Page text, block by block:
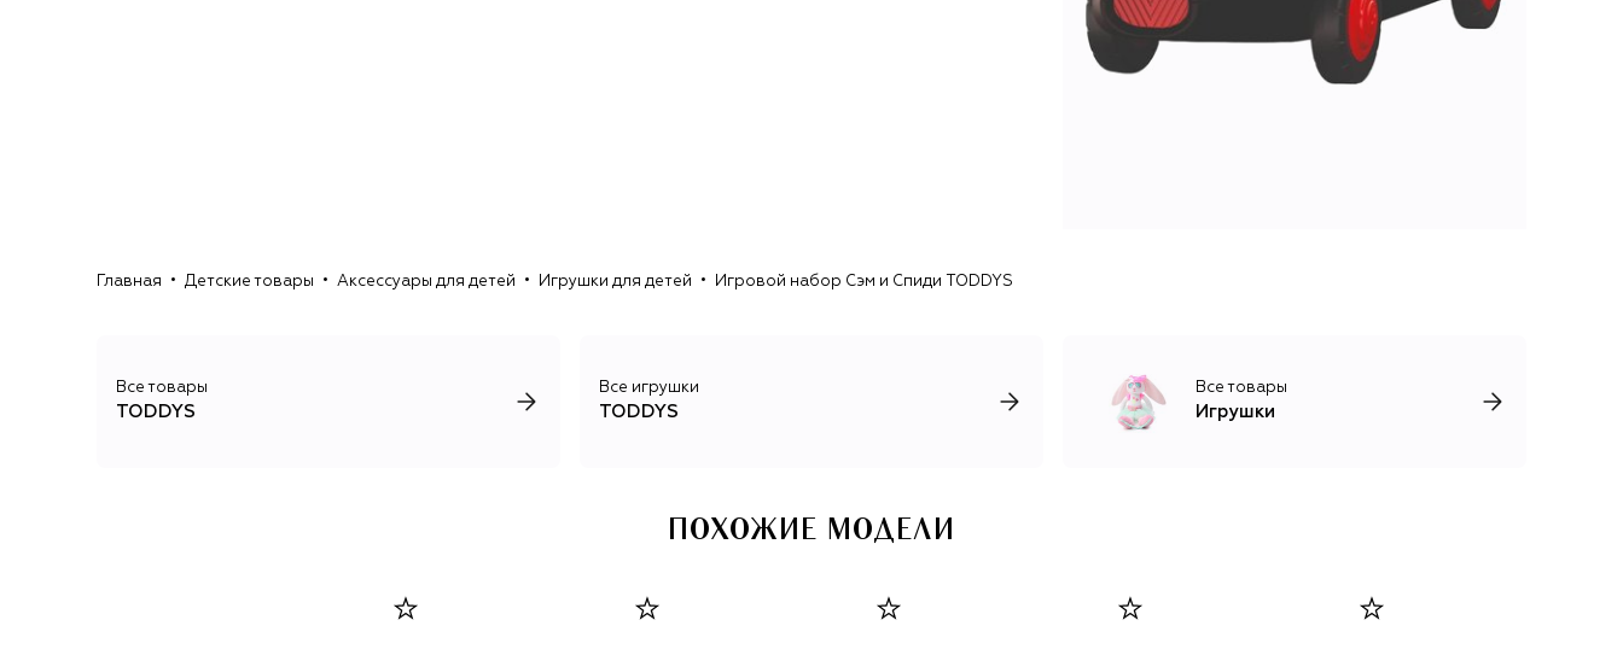
Главная Детские товары Аксессуары для детей Игрушки для детей Игровой набор Сэм и Спиди TODDYS
Все товары
TODDYS
Все игрушки
TODDYS
Все товары
Игрушки
ПОХОЖИЕ МОДЕЛИ